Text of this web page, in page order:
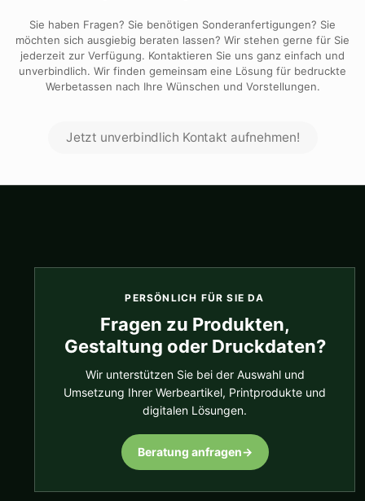
Sie haben Fragen? Sie benötigen Sonderanfertigungen? Sie
möchten sich ausgiebig beraten lassen? Wir stehen gerne für Sie
jederzeit zur Verfügung. Kontaktieren Sie uns ganz einfach und
unverbindlich. Wir finden gemeinsam eine Lösung für bedruckte
Werbetassen nach Ihre Wünschen und Vorstellungen.
Jetzt unverbindlich Kontakt aufnehmen!
PERSÖNLICH FÜR SIE DA
Fragen zu Produkten,
Gestaltung oder Druckdaten?
Wir unterstützen Sie bei der Auswahl und
Umsetzung Ihrer Werbeartikel, Printprodukte und
digitalen Lösungen.
Beratung anfragen→